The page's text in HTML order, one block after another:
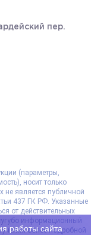
пер.
(параметры,
носит только
не является публичной
437 ГК РФ. Указанные
от действительных
информационный
более подробной
работы сайта